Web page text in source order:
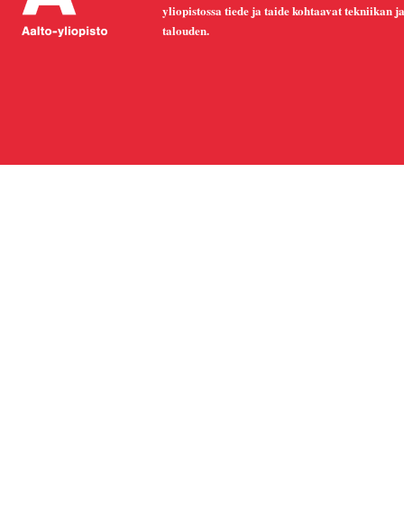
yliopistossa tiede ja taide kohtaavat tekniikan ja
talouden.